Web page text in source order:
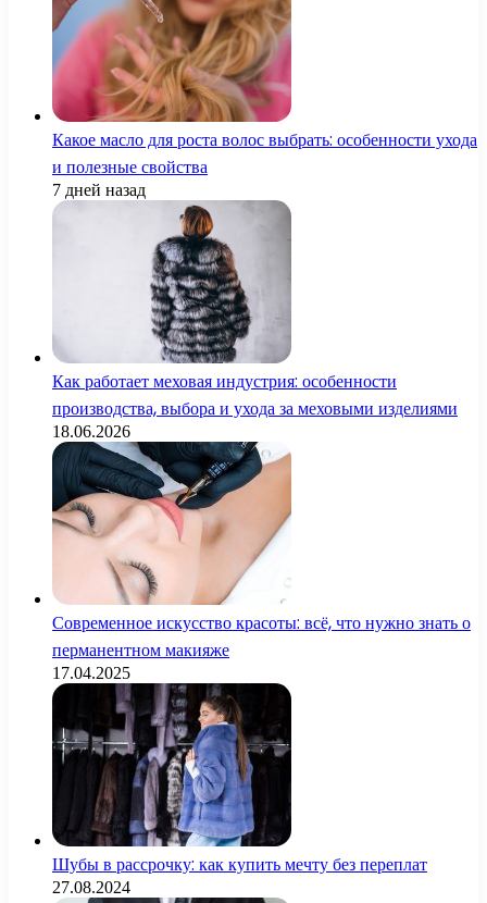
Какое масло для роста волос выбрать: особенности ухода
и полезные свойства
7 дней назад
Как работает меховая индустрия: особенности
производства, выбора и ухода за меховыми изделиями
18.06.2026
Современное искусство красоты: всё, что нужно знать о
перманентном макияже
17.04.2025
Шубы в рассрочку: как купить мечту без переплат
27.08.2024